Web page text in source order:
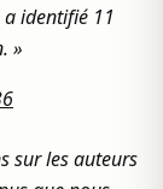
identifié 11
»
sur les auteurs